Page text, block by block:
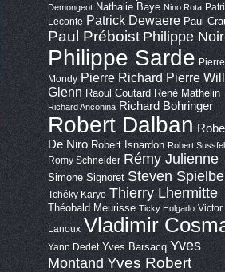
Demongeot Nathalie Baye Nino Rota
Leconte Patrick Dewaere Paul
Paul Préboist Philippe
Philippe Sarde Pierre
Mondy Pierre Richard Pierre
Glenn Raoul Coutard René Mathelin
Richard Anconina Richard Bohringer
Robert Dalban
De Niro Robert Isnardon Robert
Romy Schneider Rémy Julienne
Simone Signoret Steven
Tchéky Karyo Thierry Lhermitte
Théobald Meurisse Ticky Holgado Victor
Lanoux Vladimir
Yann Dedet Yves Barsacq Yves
Montand Yves Robert